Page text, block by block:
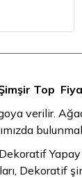
Top
verilir.
Dekoratif